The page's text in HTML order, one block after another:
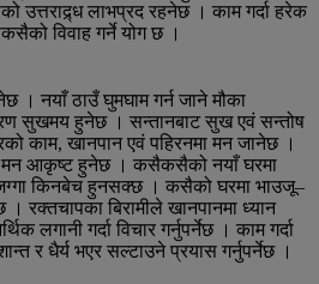
उत्तराद्र्ध लाभप्रद रहनेछ । काम गर्दा हरेक
विवाह गर्ने योग छ ।
। नयाँ ठाउँ घुमघाम गर्न जाने मौका
सुखमय हुनेछ । सन्तानबाट सुख एवं सन्तोष
काम, खानपान एवं पहिरनमा मन जानेछ ।
मन आकृष्ट हुनेछ । कसैकसैको नयाँ घरमा
किनबेच हुनसक्छ । कसैको घरमा भाउजू–
। रक्तचापका बिरामीले खानपानमा ध्यान
लगानी गर्दा विचार गर्नुपर्नेछ । काम गर्दा
र धैर्य भएर सल्टाउने प्रयास गर्नुपर्नेछ ।